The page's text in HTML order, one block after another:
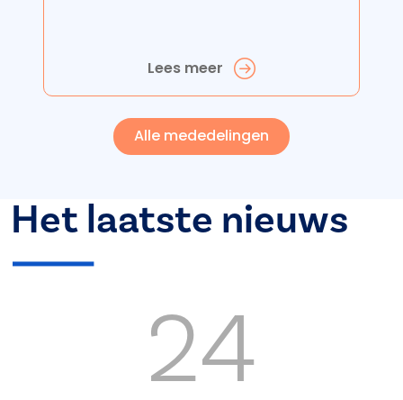
Lees meer
Alle mededelingen
Het laatste nieuws
24